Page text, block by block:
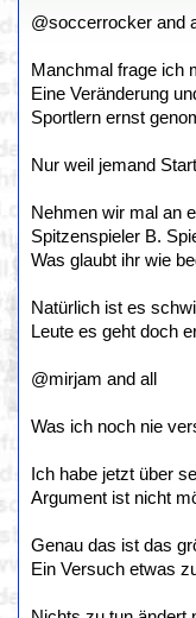
@soccerrocker and
Manchmal frage ich
Eine Veränderung
Sportlern ernst
Nur weil jemand
Nehmen wir mal an
Spitzenspieler B.
Was glaubt ihr wie
Natürlich ist es
Leute es geht doch
@mirjam and all
Was ich noch nie
Ich habe jetzt über
Argument ist nicht
Genau das ist das
Ein Versuch etwas